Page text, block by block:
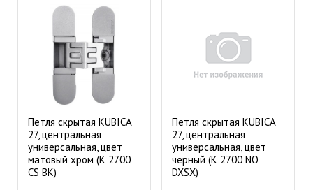
Петля скрытая KUBICA
27, центральная
универсальная, цвет
матовый хром (K 2700
CS BK)
Петля скрытая KUBICA
27, центральная
универсальная, цвет
черный (K 2700 NO
DXSX)